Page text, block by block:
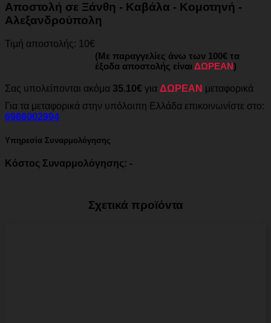
Αποστολή σε Ξάνθη - Καβάλα - Κομοτηνή -
Αλεξανδρούπολη
Τιμή αποστολής: 10€
(Με παραγγελίες άνω των 100€ τα
έξοδα αποστολής είναι ΔΩΡΕΑΝ)
Σας υπολείπονται ακόμα 35.10€ για ΔΩΡΕΑΝ μεταφορικά
Για τα μεταφορικά στην υπόλοιπη Ελλάδα επικοινωνίστε στο:
6986002994
Υπηρεσία Συναρμολόγησης
Κόστος Συναρμολόγησης: -
Σχετικά προϊόντα